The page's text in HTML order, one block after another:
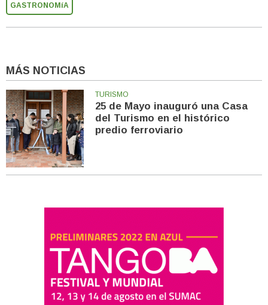
GASTRONOMíA
MÁS NOTICIAS
TURISMO
25 de Mayo inauguró una Casa
del Turismo en el histórico
predio ferroviario